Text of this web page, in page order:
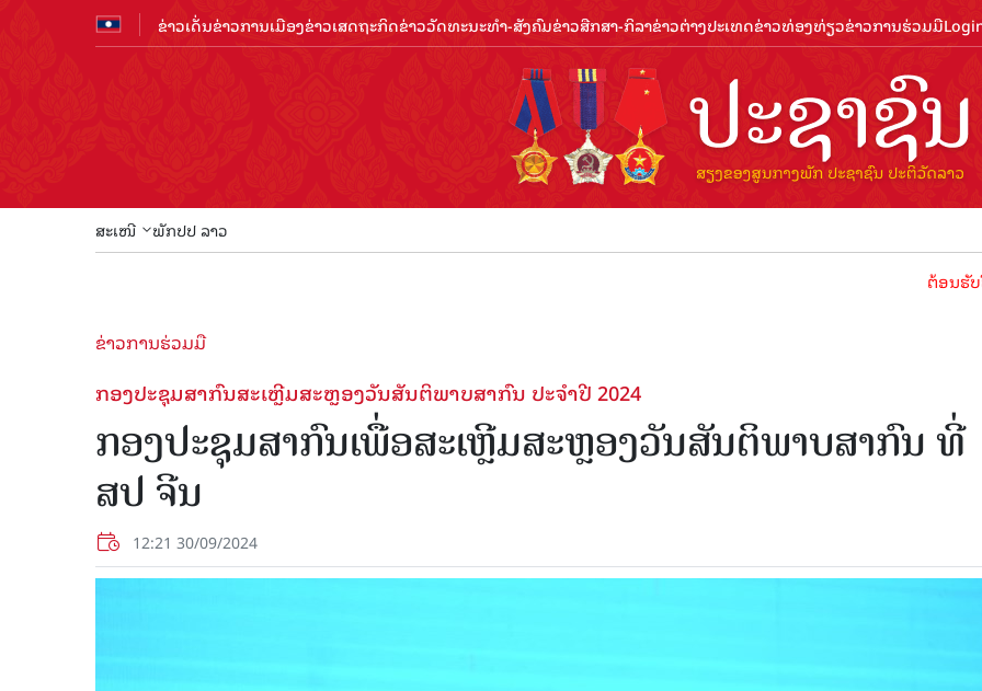
ຂ່າວເດັ່ນຂ່າວການເມືອງຂ່າວເສດຖະກິດຂ່າວວັດທະນະທຳ-ສັງຄົມຂ່າວສືກສາ-ກິລາຂ່າວຕ່າງປະເທດຂ່າວທ່ອງທ່ຽວຂ່າວການຮ່ວມມື
ສະເໜີ ພັກປປ ລາວ
ຕ້ອນຮັບປີທ່ອງ
ຂ່າວການຮ່ວມມື
ກອງປະຊຸມສາກົນສະເຫຼີມສະຫຼອງວັນສັນຕິພາບສາກົນ ປະຈຳປີ 2024
ກອງປະຊຸມສາກົນເພື່ອສະເຫຼີມສະຫຼອງວັນສັນຕິພາບສາກົນ ທີ່
ສປ ຈີນ
12:21 30/09/2024